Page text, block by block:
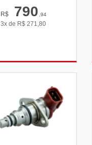
R$ 790,94
3x de R$ 271,80